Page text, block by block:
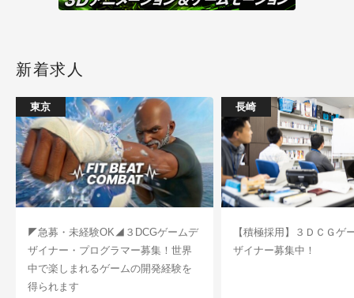
新着求人
東京
◤急募・未経験OK◢３DCGゲームデ
ザイナー・プログラマー募集！世界
中で楽しまれるゲームの開発経験を
得られます
長崎
【積極採用】３ＤＣＧゲ
ザイナー募集中！